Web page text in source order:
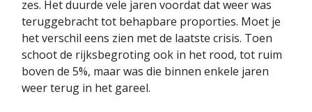
zes. Het duurde vele jaren voordat dat weer was
teruggebracht tot behapbare proporties. Moet je
het verschil eens zien met de laatste crisis. Toen
schoot de rijksbegroting ook in het rood, tot ruim
boven de 5%, maar was die binnen enkele jaren
weer terug in het gareel.